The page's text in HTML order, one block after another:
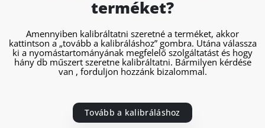
terméket?
Amennyiben kalibráltatni szeretné a terméket, akkor
kattintson a „tovább a kalibráláshoz” gombra. Utána válassza
ki a nyomástartományának megfelelő szolgáltatást és hogy
hány db műszert szeretne kalibráltatni. Bármilyen kérdése
van , forduljon hozzánk bizalommal.
Tovább a kalibráláshoz